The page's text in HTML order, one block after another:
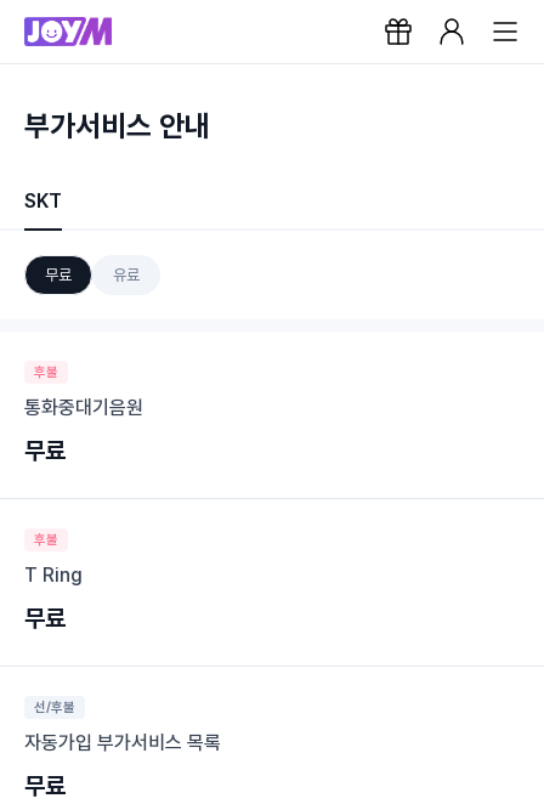
부가서비스 안내
SKT
무료 유료
후불
통화중대기음원
무료
후불
T Ring
무료
선/후불
자동가입 부가서비스 목록
무료